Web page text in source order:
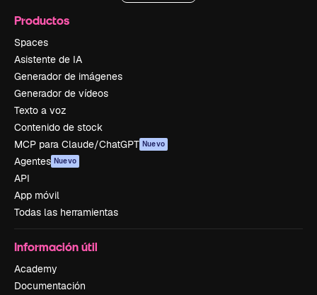
Productos
Spaces
Asistente de IA
Generador de imágenes
Generador de vídeos
Texto a voz
Contenido de stock
MCP para Claude/ChatGPT Nuevo
Agentes Nuevo
API
App móvil
Todas las herramientas
Información útil
Academy
Documentación